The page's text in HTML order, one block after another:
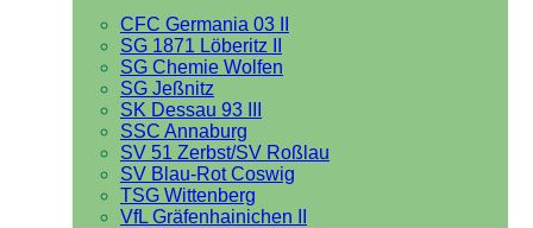
CFC Germania 03 II
SG 1871 Löberitz II
SG Chemie Wolfen
SG Jeßnitz
SK Dessau 93 III
SSC Annaburg
SV 51 Zerbst/SV Roßlau
SV Blau-Rot Coswig
TSG Wittenberg
VfL Gräfenhainichen II